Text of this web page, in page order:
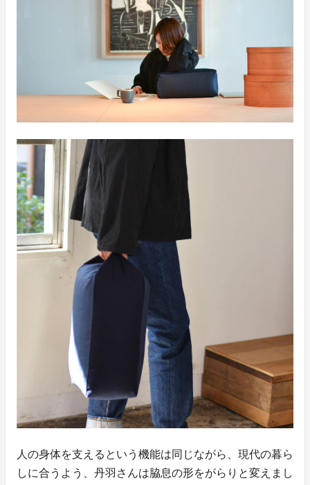
人の身体を支えるという機能は同じながら、現代の暮ら
しに合うよう、丹羽さんは脇息の形をがらりと変えまし